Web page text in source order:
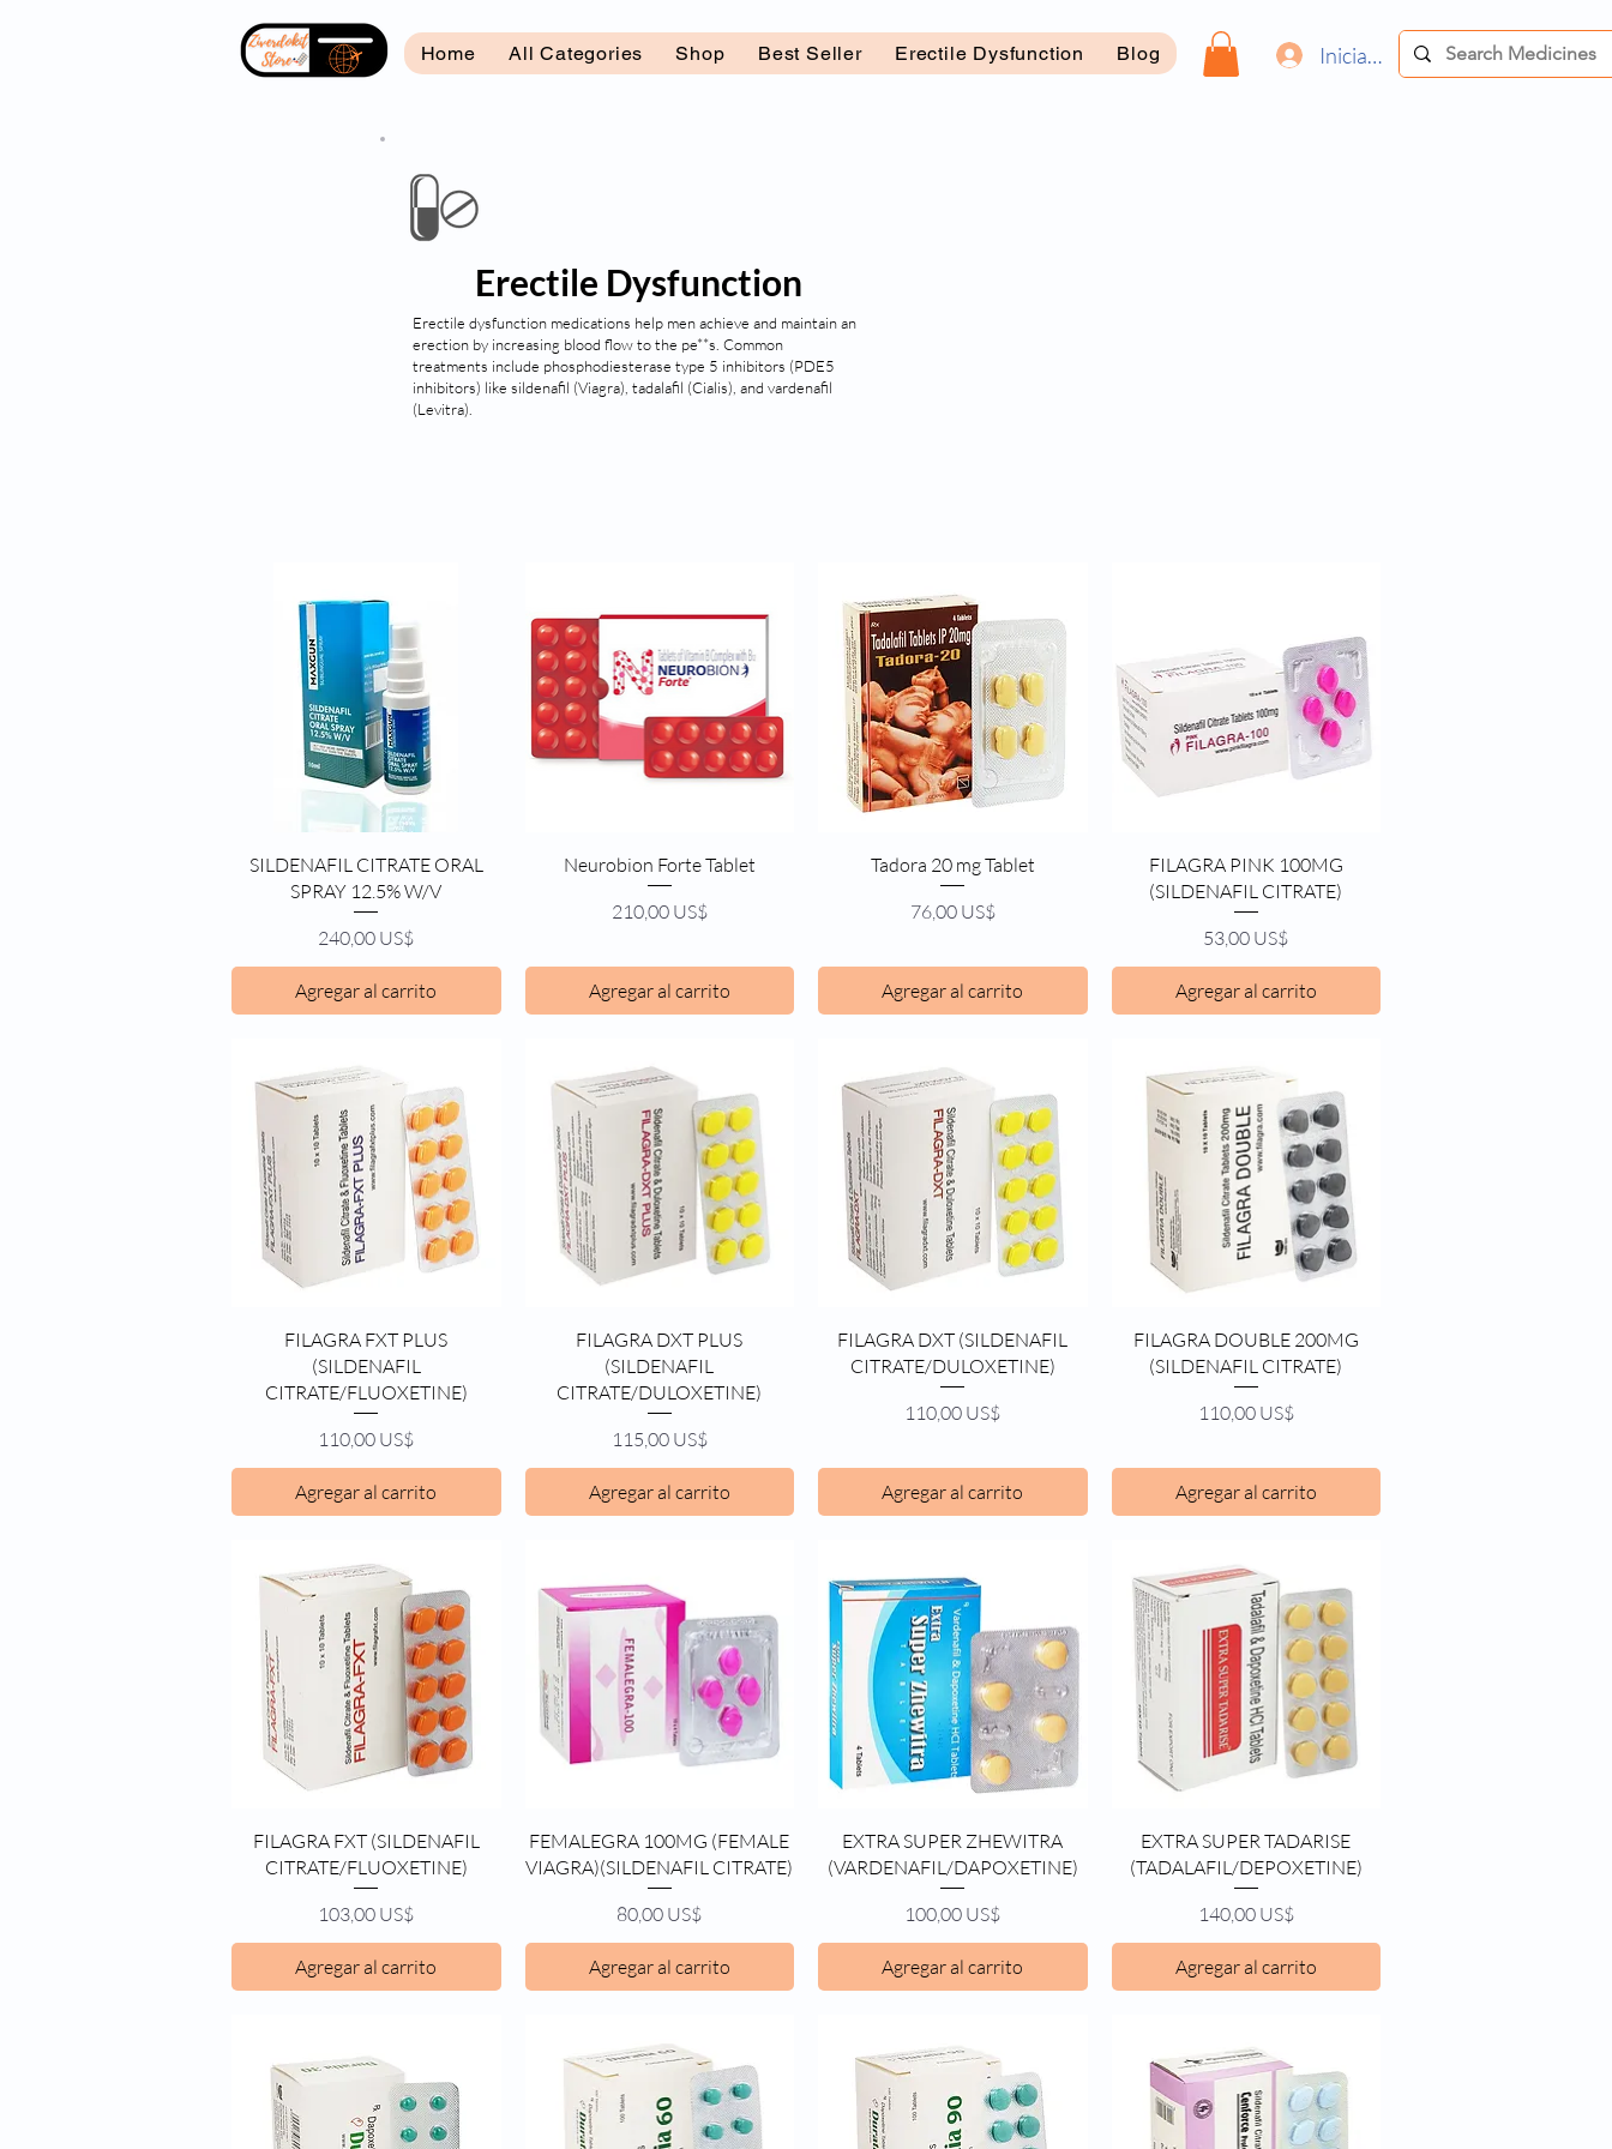
Home All Categories Shop Best Seller Erectile Dysfunction Blog Iniciar sesión
Erectile Dysfunction
Erectile dysfunction medications help men achieve and maintain an
erection by increasing blood flow to the pe**s. Common
treatments include phosphodiesterase type 5 inhibitors (PDE5
inhibitors) like sildenafil (Viagra), tadalafil (Cialis), and vardenafil
(Levitra).
Vista rápida
SILDENAFIL CITRATE ORAL
SPRAY 12.5% W/V
Precio
240,00 US$
Agregar al carrito
Vista rápida
Neurobion Forte Tablet
Precio
210,00 US$
Agregar al carrito
Vista rápida
Tadora 20 mg Tablet
Precio
76,00 US$
Agregar al carrito
Vista rápida
FILAGRA PINK 100MG
(SILDENAFIL CITRATE)
Precio
53,00 US$
Agregar al carrito
Vista rápida
FILAGRA FXT PLUS
(SILDENAFIL
CITRATE/FLUOXETINE)
Precio
110,00 US$
Agregar al carrito
Vista rápida
FILAGRA DXT PLUS
(SILDENAFIL
CITRATE/DULOXETINE)
Precio
115,00 US$
Agregar al carrito
Vista rápida
FILAGRA DXT (SILDENAFIL
CITRATE/DULOXETINE)
Precio
110,00 US$
Agregar al carrito
Vista rápida
FILAGRA DOUBLE 200MG
(SILDENAFIL CITRATE)
Precio
110,00 US$
Agregar al carrito
Vista rápida
FILAGRA FXT (SILDENAFIL
CITRATE/FLUOXETINE)
Precio
103,00 US$
Agregar al carrito
Vista rápida
FEMALEGRA 100MG (FEMALE
VIAGRA)(SILDENAFIL CITRATE)
Precio
80,00 US$
Agregar al carrito
Vista rápida
EXTRA SUPER ZHEWITRA
(VARDENAFIL/DAPOXETINE)
Precio
100,00 US$
Agregar al carrito
Vista rápida
EXTRA SUPER TADARISE
(TADALAFIL/DEPOXETINE)
Precio
140,00 US$
Agregar al carrito